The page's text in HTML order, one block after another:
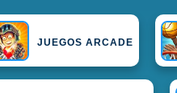
JUEGOS ARCADE